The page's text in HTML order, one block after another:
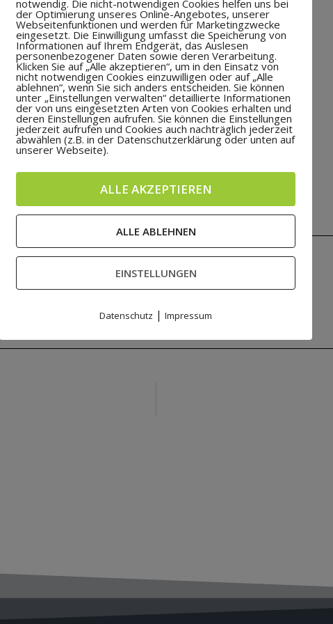
notwendig. Die nicht-notwendigen Cookies helfen uns bei
der Optimierung unseres Online-Angebotes, unserer
Webseitenfunktionen und werden für Marketingzwecke
eingesetzt. Die Einwilligung umfasst die Speicherung von
Informationen auf Ihrem Endgerät, das Auslesen
personenbezogener Daten sowie deren Verarbeitung.
Klicken Sie auf „Alle akzeptieren“, um in den Einsatz von
nicht notwendigen Cookies einzuwilligen oder auf „Alle
ablehnen“, wenn Sie sich anders entscheiden. Sie können
unter „Einstellungen verwalten“ detaillierte Informationen
der von uns eingesetzten Arten von Cookies erhalten und
deren Einstellungen aufrufen. Sie können die Einstellungen
jederzeit aufrufen und Cookies auch nachträglich jederzeit
abwählen (z.B. in der Datenschutzerklärung oder unten auf
unserer Webseite).
ALLE AKZEPTIEREN
ALLE ABLEHNEN
EINSTELLUNGEN
Datenschutz | Impressum